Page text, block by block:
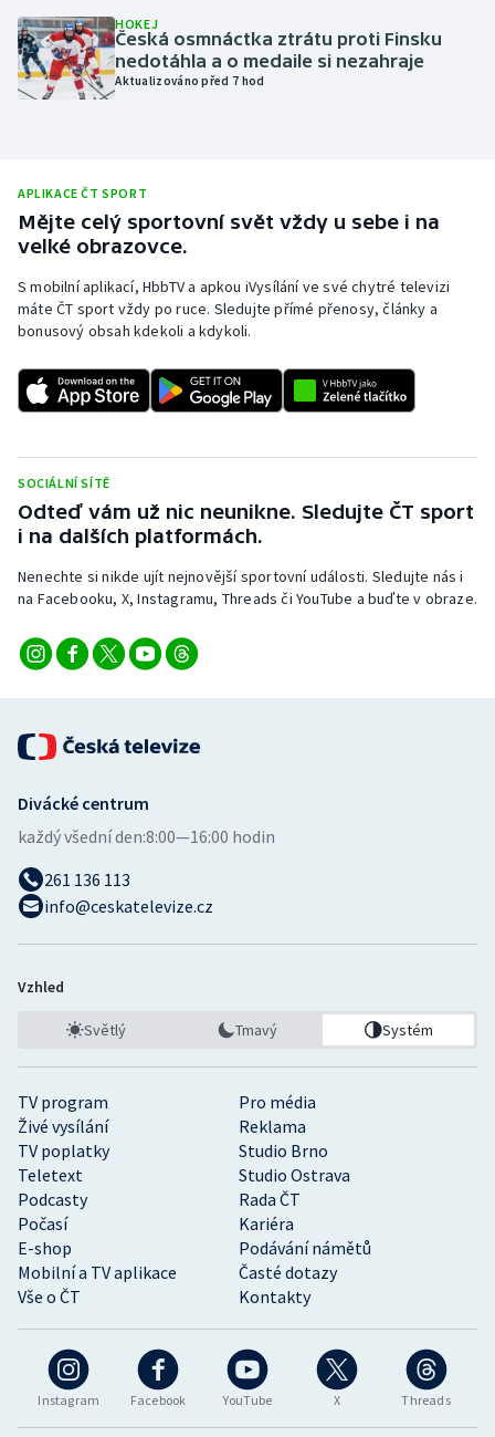
Parasport
Plavání
Ragby
Rychlobruslení
Rychlostní kanoistika
Sportovní střelba
Stolní tenis
Triatlon
Veslování
Volejbal
HOKEJ
Česká osmnáctka ztrátu proti Finsku
nedotáhla a o medaile si nezahraje
Aktualizováno před 7 hod
APLIKACE ČT SPORT
Mějte celý sportovní svět vždy u sebe i na
velké obrazovce.
S mobilní aplikací, HbbTV a apkou iVysílání ve své chytré televizi
máte ČT sport vždy po ruce. Sledujte přímé přenosy, články a
bonusový obsah kdekoli a kdykoli.
SOCIÁLNÍ SÍTĚ
Odteď vám už nic neunikne. Sledujte ČT sport
i na dalších platformách.
Nenechte si nikde ujít nejnovější sportovní události. Sledujte nás i
na Facebooku, X, Instagramu, Threads či YouTube a buďte v obraze.
Instagram Facebook YouTube X Threads
TV program
Pro média
Živé vysílání
Reklama
TV poplatky
Studio Brno
Teletext
Studio Ostrava
Podcasty
Rada ČT
Počasí
Kariéra
E-shop
Podávání námětů
Mobilní a TV aplikace
Časté dotazy
Vše o ČT
Kontakty
Divácké centrum
každý všední den:8:00—16:00 hodin
261 136 113
info@ceskatelevize.cz
Vzhled
Světlý Tmavý Systém